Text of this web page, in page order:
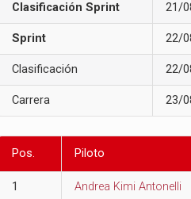
Clasificación Sprint 21/
Sprint 22/
Clasificación 22/
Carrera 23/
Pos. Piloto
1 Andrea Kimi Antonelli